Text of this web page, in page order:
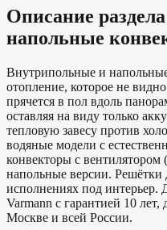
Описание
напольные
Внутрипольные и
отопление, которое не
прячется в пол вдоль
оставляя на виду только
тепловую завесу против
водяные модели с
конвекторы с вентилятором
напольные версии. Решётки
исполнениях под интерьер.
Varmann с гарантией 10 лет,
Москве и всей России.